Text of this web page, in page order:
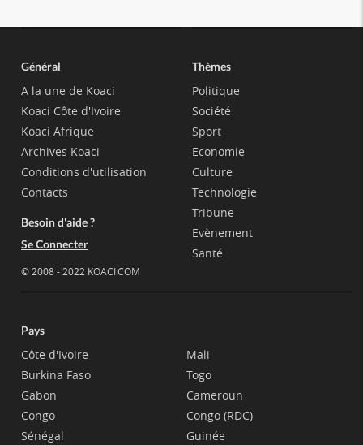
Général
A la une de Koaci
Koaci Côte d'Ivoire
Koaci Afrique
Archives Koaci
Conditions d'utilisation
Contacts
Besoin d'aide ?
Se Connecter
© 2008 - 2022 KOACI.COM
Thèmes
Politique
Société
Sport
Economie
Culture
Technologie
Tribune
Evènement
Santé
Pays
Côte d'Ivoire
Burkina Faso
Gabon
Congo
Sénégal
Mali
Togo
Cameroun
Congo (RDC)
Guinée